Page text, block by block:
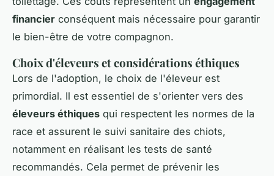
financier conséquent mais nécessaire pour garantir
le bien-être de votre compagnon.
Choix d'éleveurs et considérations éthiques
Lors de l'adoption, le choix de l'éleveur est
primordial. Il est essentiel de s'orienter vers des
éleveurs éthiques qui respectent les normes de la
race et assurent le suivi sanitaire des chiots,
notamment en réalisant les tests de santé
recommandés. Cela permet de prévenir les